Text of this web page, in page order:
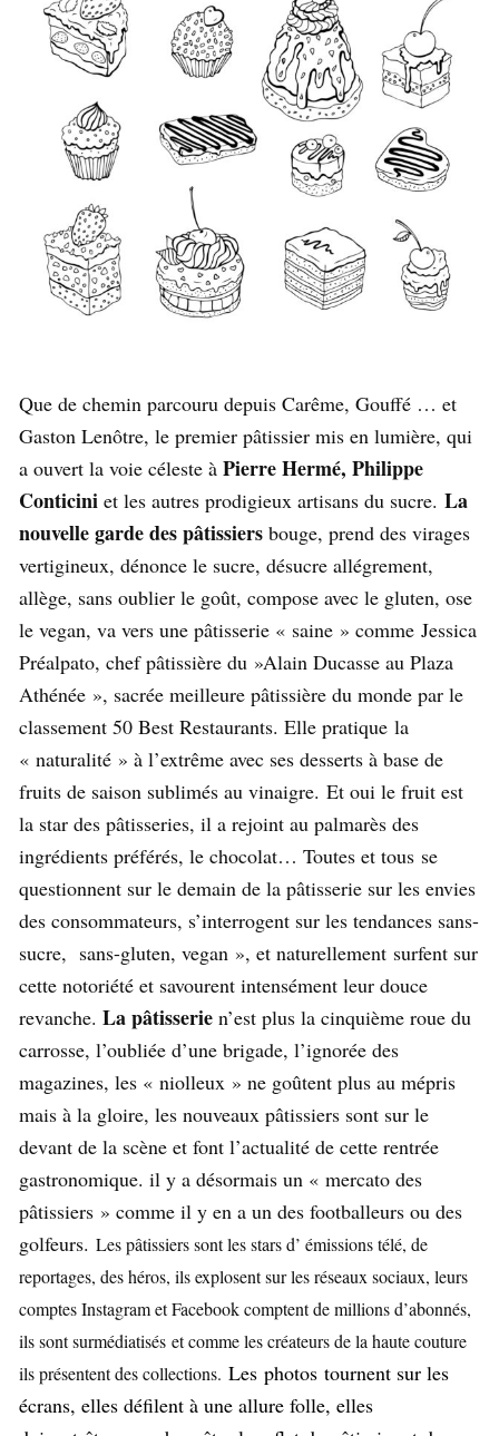
Que de chemin parcouru depuis Carême, Gouffé … et
Gaston Lenôtre, le premier pâtissier mis en lumière, qui
a ouvert la voie céleste à Pierre Hermé, Philippe
Conticini et les autres prodigieux artisans du sucre. La
nouvelle garde des pâtissiers bouge, prend des virages
vertigineux, dénonce le sucre, désucre allégrement,
allège, sans oublier le goût, compose avec le gluten, ose
le vegan, va vers une pâtisserie « saine » comme Jessica
Préalpato, chef pâtissière du »Alain Ducasse au Plaza
Athénée », sacrée meilleure pâtissière du monde par le
classement 50 Best Restaurants. Elle pratique la
« naturalité » à l’extrême avec ses desserts à base de
fruits de saison sublimés au vinaigre. Et oui le fruit est
la star des pâtisseries, il a rejoint au palmarès des
ingrédients préférés, le chocolat… Toutes et tous se
questionnent sur le demain de la pâtisserie sur les envies
des consommateurs, s’interrogent sur les tendances sans-
sucre, sans-gluten, vegan », et naturellement surfent sur
cette notoriété et savourent intensément leur douce
revanche. La pâtisserie n’est plus la cinquième roue du
carrosse, l’oubliée d’une brigade, l’ignorée des
magazines, les « niolleux » ne goûtent plus au mépris
mais à la gloire, les nouveaux pâtissiers sont sur le
devant de la scène et font l’actualité de cette rentrée
gastronomique. il y a désormais un « mercato des
pâtissiers » comme il y en a un des footballeurs ou des
golfeurs. Les pâtissiers sont les stars d’ émissions télé, de
reportages, des héros, ils explosent sur les réseaux sociaux, leurs
comptes Instagram et Facebook comptent de millions d’abonnés,
ils sont surmédiatisés et comme les créateurs de la haute couture
ils présentent des collections. Les photos tournent sur les
écrans, elles défilent à une allure folle, elles